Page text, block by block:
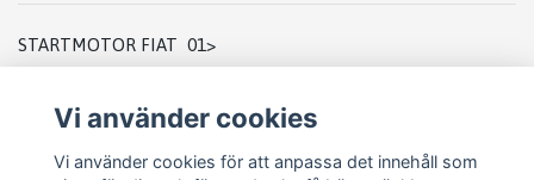
STARTMOTOR FIAT 01>
Vi använder cookies
Vi använder cookies för att anpassa det innehåll som